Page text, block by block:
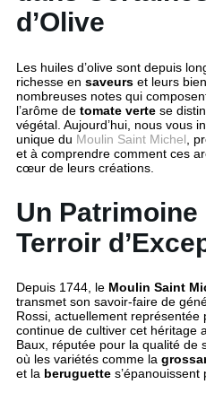
d’Olive
Les huiles d’olive sont depuis
richesse en saveurs et leurs
nombreuses notes qui
l’arôme de tomate verte se
végétal. Aujourd’hui, nous vous
unique du Moulin Saint Michel ,
et à comprendre comment ces
cœur de leurs créations.
Un
Terroir
Depuis 1744, le Moulin Saint
transmet son savoir-faire de
Rossi, actuellement représentée
continue de cultiver cet héritage
Baux, réputée pour la qualité de
où les variétés comme la
et la beruguette s’épanouissent